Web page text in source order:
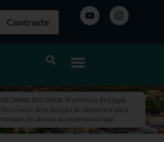
Contraste
PRÓXIMA SEGUNDA: Prefeitura de Lagoa
Seca inicia distribuição de alimentos para
famílias de alunos da rede municipal